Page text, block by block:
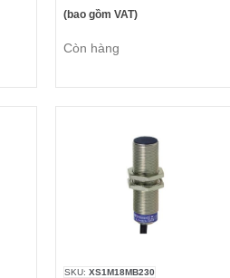
(bao gồm VAT)
Còn hàng
SKU: XS1M18MB230